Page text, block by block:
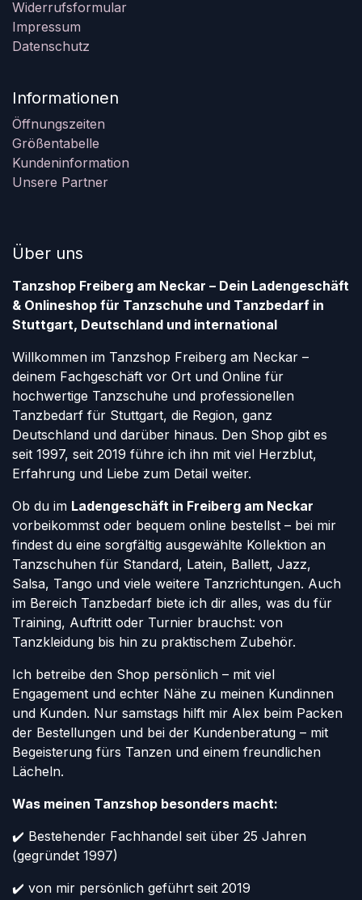
Widerrufsformular
Impressum
Datenschutz
Informationen
Öffnungszeiten
Größentabelle
Kundeninformation
Unsere Partner
Über uns
Tanzshop Freiberg am Neckar – Dein Ladengeschäft
& Onlineshop für Tanzschuhe und Tanzbedarf in
Stuttgart, Deutschland und international
Willkommen im Tanzshop Freiberg am Neckar –
deinem Fachgeschäft vor Ort und Online für
hochwertige Tanzschuhe und professionellen
Tanzbedarf für Stuttgart, die Region, ganz
Deutschland und darüber hinaus. Den Shop gibt es
seit 1997, seit 2019 führe ich ihn mit viel Herzblut,
Erfahrung und Liebe zum Detail weiter.
Ob du im Ladengeschäft in Freiberg am Neckar
vorbeikommst oder bequem online bestellst – bei mir
findest du eine sorgfältig ausgewählte Kollektion an
Tanzschuhen für Standard, Latein, Ballett, Jazz,
Salsa, Tango und viele weitere Tanzrichtungen. Auch
im Bereich Tanzbedarf biete ich dir alles, was du für
Training, Auftritt oder Turnier brauchst: von
Tanzkleidung bis hin zu praktischem Zubehör.
Ich betreibe den Shop persönlich – mit viel
Engagement und echter Nähe zu meinen Kundinnen
und Kunden. Nur samstags hilft mir Alex beim Packen
der Bestellungen und bei der Kundenberatung – mit
Begeisterung fürs Tanzen und einem freundlichen
Lächeln.
Was meinen Tanzshop besonders macht:
✔️ Bestehender Fachhandel seit über 25 Jahren
(gegründet 1997)
✔️ von mir persönlich geführt seit 2019